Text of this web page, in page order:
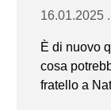
16.01.2025
È di nuovo
cosa
fratello a